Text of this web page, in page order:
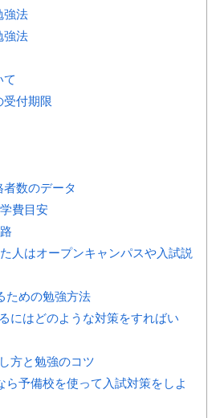
強法
強法
て
付期限
数のデータ
費目安
人はオープンキャンパスや入試説
ための勉強方法
にはどのような対策をすればい
方と勉強のコツ
ら予備校を使って入試対策をしよ